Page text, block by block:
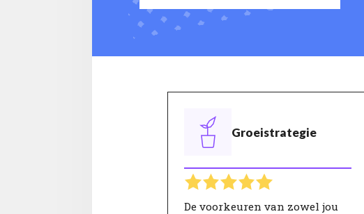
Groeistrategie
De voorkeuren van zowel jou